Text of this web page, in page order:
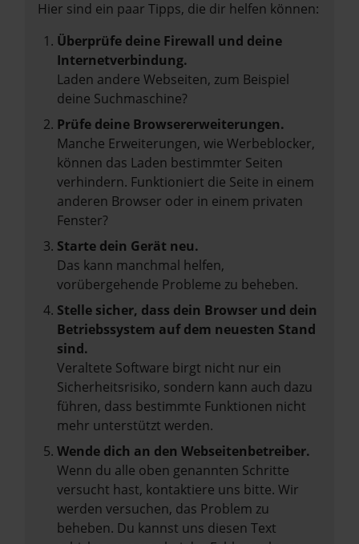
Hier sind ein paar Tipps, die dir helfen können:
Überprüfe deine Firewall und deine
Internetverbindung.
Laden andere Webseiten, zum Beispiel
deine Suchmaschine?
Prüfe deine Browsererweiterungen.
Manche Erweiterungen, wie Werbeblocker,
können das Laden bestimmter Seiten
verhindern. Funktioniert die Seite in einem
anderen Browser oder in einem privaten
Fenster?
Starte dein Gerät neu.
Das kann manchmal helfen,
vorübergehende Probleme zu beheben.
Stelle sicher, dass dein Browser und dein
Betriebssystem auf dem neuesten Stand
sind.
Veraltete Software birgt nicht nur ein
Sicherheitsrisiko, sondern kann auch dazu
führen, dass bestimmte Funktionen nicht
mehr unterstützt werden.
Wende dich an den Webseitenbetreiber.
Wenn du alle oben genannten Schritte
versucht hast, kontaktiere uns bitte. Wir
werden versuchen, das Problem zu
beheben. Du kannst uns diesen Text